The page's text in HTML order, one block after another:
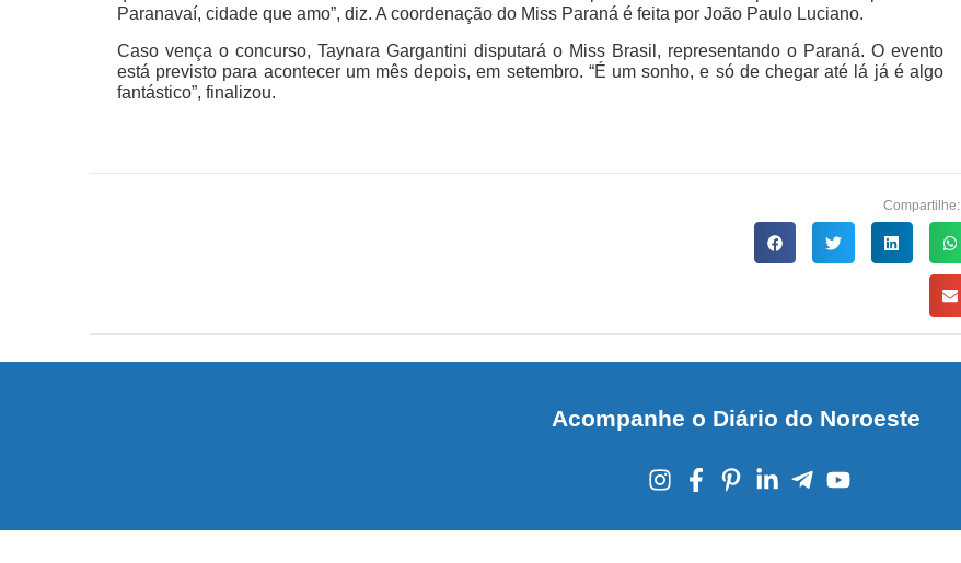
Paranavaí, cidade que amo”, diz. A coordenação do Miss Paraná é feita por João Paulo Luciano.
Caso vença o concurso, Taynara Gargantini disputará o Miss Brasil, representando o Paraná. O evento
está previsto para acontecer um mês depois, em setembro. “É um sonho, e só de chegar até lá já é algo
fantástico”, finalizou.
Compartilhe:
Acompanhe o Diário do Noroeste